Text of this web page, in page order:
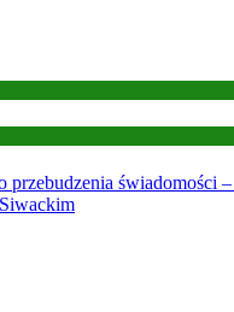
przebudzenia świadomości